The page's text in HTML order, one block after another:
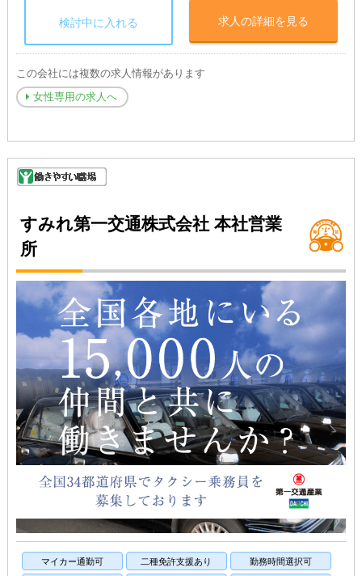
検討中に入れる 求人の詳細を見る
この会社には複数の求人情報があります
女性専用の求人へ
すみれ第一交通株式会社 本社営業
所
マイカー通勤可 二種免許支援あり 勤務時間選択可